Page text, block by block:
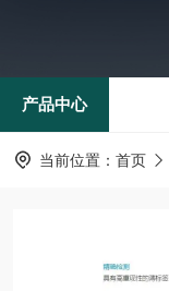
产品中心
当前位置： 首页